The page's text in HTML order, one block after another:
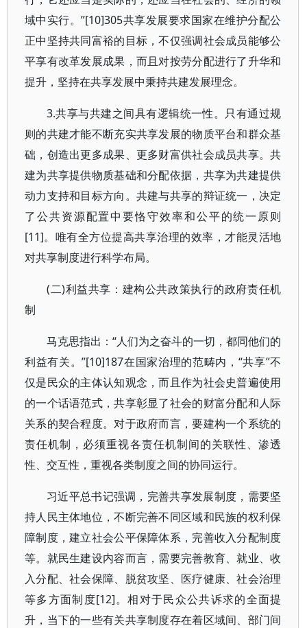
域中实行。”[10]305共享发展要求国家在维护分配公
正中坚持共同富裕的目标，不仅强调社会成员能够公
平享有改革发展成果，而且对按劳分配进行了升华和
提升，坚持在共享发展中秉持共建发展理念。
3.共享与共建之间具有逻辑统一性。只有通过规
则的共建才能不断充实共享发展的物质平台和群众基
础，创造出更多成果、更多财富供社会成员共享。共
建为共享提供物质基础和分配依据，共享为共建提供
动力支持和目标方向。共建与共享的辩证统一，决定
了公共资源配置中要恪守效率和公平的统一原则
[11]。唯有全方位提高共享治理的效率，才能灵活地
对共享制度进行科学布局。
(二)利益共享：建构公共政策执行的政府责任机
制
马克思指出：“人们为之奋斗的一切，都同他们的
利益有关。”[10]187在国家治理的范畴内，“共享”不
仅是民众的主体认知观念，而且作为社会史普遍使用
的一个话语范式，共享彰显了社会的财富分配和人际
关系的契合程度。对于政府而言，要建构一个系统的
责任机制，必须重视各责任机制间的关联性、渗透
性、交互性，重视各类制度之间的协同运行。
习近平总书记强调，完善共享发展制度，需要坚
持人民主体地位，不断完善不同区域和民族的权利保
障制度，建立社会公平保障体系，完善收入分配制度
等。就民生建设内容而言，需要完善教育、就业、收
入分配、社会保障、脱贫攻坚、医疗健康、社会治理
等多方面制度[12]。相对于民众公共诉求的全面提
升，当下的一些有关共享制度存在着区域间、部门间